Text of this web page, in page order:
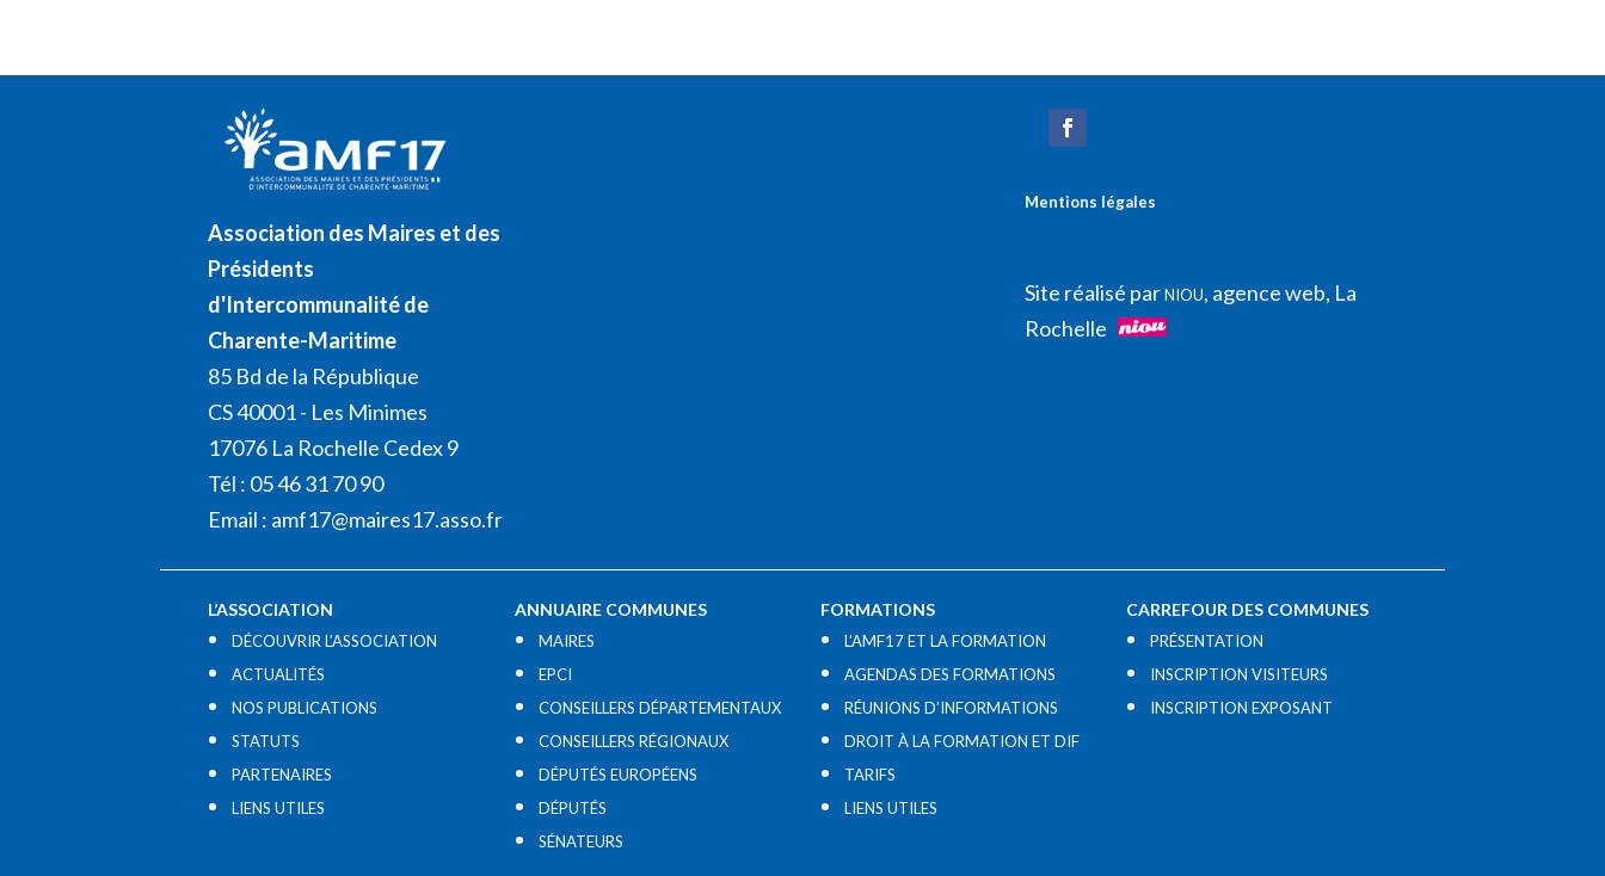
Association des Maires et des
Présidents
d'Intercommunalité de
Charente-Maritime
85 Bd de la République
CS 40001 - Les Minimes
17076 La Rochelle Cedex 9
Tél : 05 46 31 70 90
Email : amf17@maires17.asso.fr
Mentions légales
Site réalisé parNIOU, agence web, La
Rochelle
L’ASSOCIATION
DÉCOUVRIR L’ASSOCIATION
ACTUALITÉS
NOS PUBLICATIONS
STATUTS
PARTENAIRES
LIENS UTILES​
ANNUAIRE COMMUNES
MAIRES
EPCI
CONSEILLERS DÉPARTEMENTAUX
CONSEILLERS RÉGIONAUX
DÉPUTÉS EUROPÉENS
DÉPUTÉS
SÉNATEURS
FORMATIONS
L’AMF17 ET LA FORMATION
AGENDAS DES FORMATIONS
RÉUNIONS D’INFORMATIONS
DROIT À LA FORMATION ET DIF
TARIFS
LIENS UTILES​
CARREFOUR DES COMMUNES
PRÉSENTATION
INSCRIPTION VISITEURS
INSCRIPTION EXPOSANT